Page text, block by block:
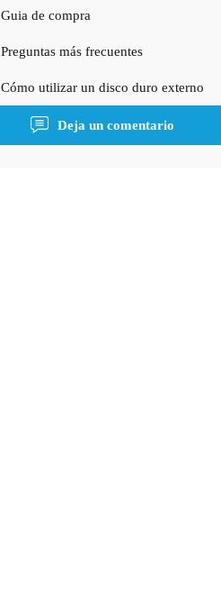
Guia de compra
Preguntas más frecuentes
Cómo utilizar un disco duro externo
Deja un comentario